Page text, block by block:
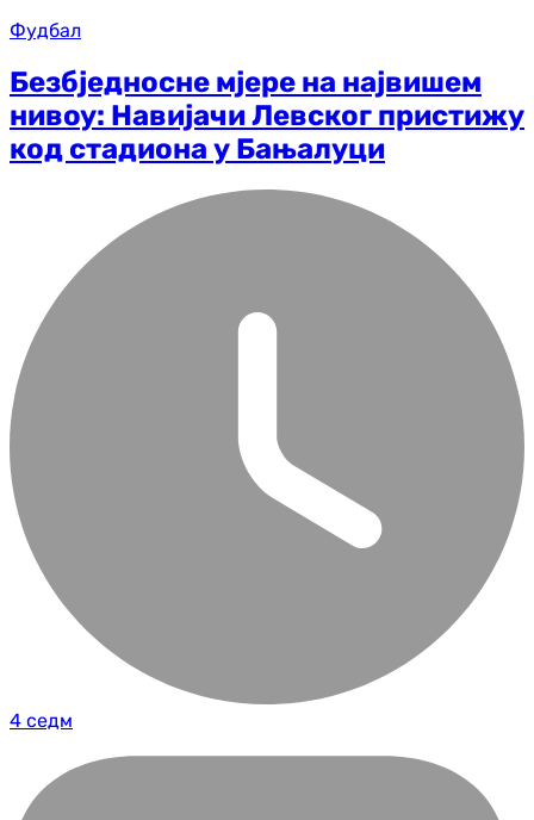
Фудбал
Безбједносне мјере на највишем
нивоу: Навијачи Левског пристижу
код стадиона у Бањалуци
4 седм